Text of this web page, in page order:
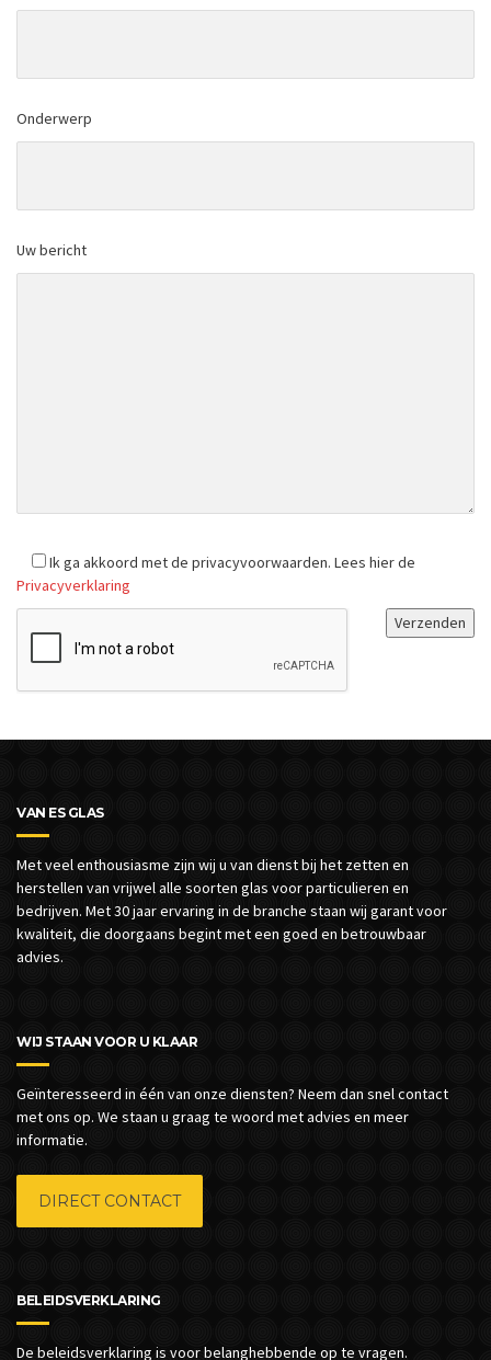
Onderwerp
Uw bericht
Ik ga akkoord met de privacyvoorwaarden. Lees hier de
Privacyverklaring
VAN ES GLAS
Met veel enthousiasme zijn wij u van dienst bij het zetten en
herstellen van vrijwel alle soorten glas voor particulieren en
bedrijven. Met 30 jaar ervaring in de branche staan wij garant voor
kwaliteit, die doorgaans begint met een goed en betrouwbaar
advies.
WIJ STAAN VOOR U KLAAR
Geïnteresseerd in één van onze diensten? Neem dan snel contact
met ons op. We staan u graag te woord met advies en meer
informatie.
DIRECT CONTACT
BELEIDSVERKLARING
De beleidsverklaring is voor belanghebbende op te vragen.